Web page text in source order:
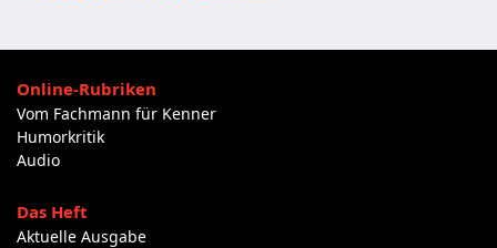
Online-Rubriken
Vom Fachmann für Kenner
Humorkritik
Audio
Das Heft
Aktuelle Ausgabe